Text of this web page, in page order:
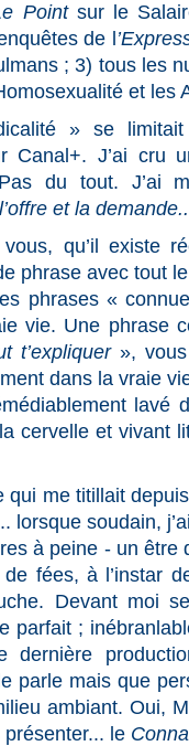
Pointsur le
de l
; 3) tous les
et les
» se
Canal+. J’ai cru
Pas du tout.
et la
qu’il existe
phrase avec tout
phrases «
vie. Une phrase
t’expliquer», vous
dans la vraie
lavé
cervelle et vivant
me titillait
lorsque soudain,
à peine - un être
fées, à l’instar
Devant moi
parfait ;
dernière
parle mais que
ambiant. Oui,
le